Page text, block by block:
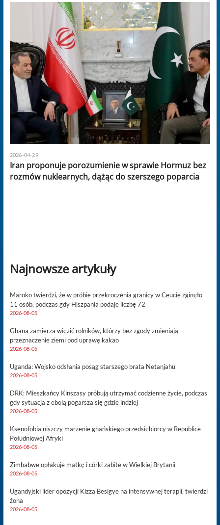
2026-04-29
Iran proponuje porozumienie w sprawie Hormuz bez
rozmów nuklearnych, dążąc do szerszego poparcia
Najnowsze artykuły
Maroko twierdzi, że w próbie przekroczenia granicy w Ceucie zginęło
11 osób, podczas gdy Hiszpania podaje liczbę 72
2026-08-05
Ghana zamierza więzić rolników, którzy bez zgody zmieniają
przeznaczenie ziemi pod uprawę kakao
2026-08-05
Uganda: Wojsko odsłania posąg starszego brata Netanjahu
2026-08-05
DRK: Mieszkańcy Kinszasy próbują utrzymać codzienne życie, podczas
gdy sytuacja z ebolą pogarsza się gdzie indziej
2026-08-05
Ksenofobia niszczy marzenie ghańskiego przedsiębiorcy w Republice
Południowej Afryki
2026-08-05
Zimbabwe opłakuje matkę i córki zabite w Wielkiej Brytanii
2026-08-05
Ugandyjski lider opozycji Kizza Besigye na intensywnej terapii, twierdzi
żona
2026-08-05